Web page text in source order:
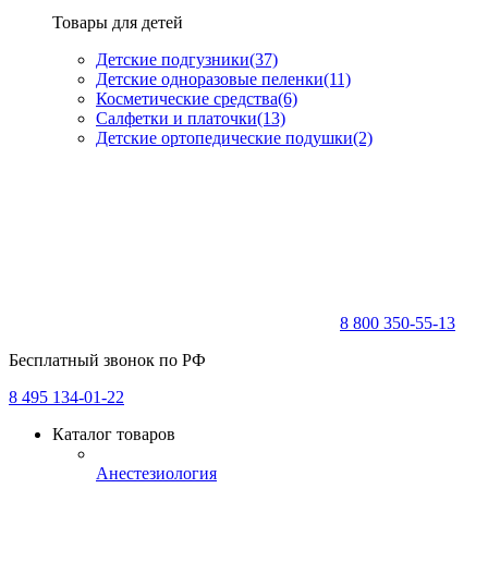
Товары для детей
Детские подгузники(37)
Детские одноразовые пеленки(11)
Косметические средства(6)
Салфетки и платочки(13)
Детские ортопедические подушки(2)
8 800 350-55-13
Бесплатный звонок по РФ
8 495 134-01-22
Каталог товаров
Анестезиология